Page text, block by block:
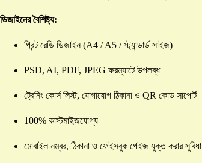
ডিজাইনের বৈশিষ্ট্য:
প্রিন্ট রেডি ডিজাইন (A4 / A5 / স্ট্যান্ডার্ড সাইজ)
PSD, AI, PDF, JPEG ফরম্যাটে উপলব্ধ
ট্রেনিং কোর্স লিস্ট, যোগাযোগ ঠিকানা ও QR কোড সাপোর্ট
100% কাস্টমাইজযোগ্য
মোবাইল নম্বর, ঠিকানা ও ফেইসবুক পেইজ যুক্ত করার সুবিধা